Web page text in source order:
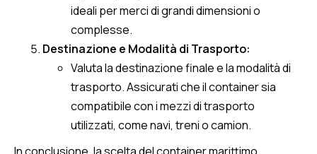
ideali per merci di grandi dimensioni o
complesse.
Destinazione e Modalità di Trasporto:
Valuta la destinazione finale e la modalità di
trasporto. Assicurati che il container sia
compatibile con i mezzi di trasporto
utilizzati, come navi, treni o camion.